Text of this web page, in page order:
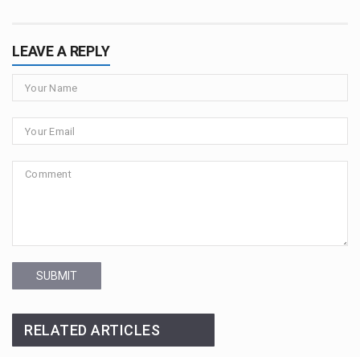
LEAVE A REPLY
SUBMIT
RELATED ARTICLES